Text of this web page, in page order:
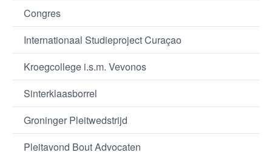
Congres
Internationaal Studieproject Curaçao
Kroegcollege i.s.m. Vevonos
Sinterklaasborrel
Groninger Pleitwedstrijd
Pleitavond Bout Advocaten